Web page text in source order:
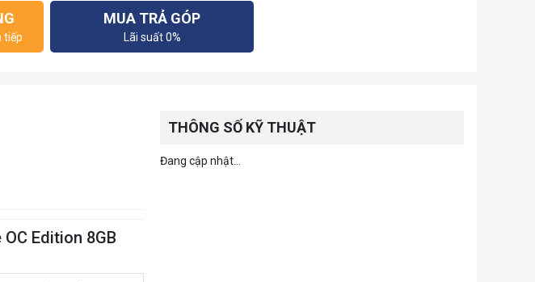
tiếp
MUA TRẢ GÓP
Lãi suất 0%
Edition 8GB
THÔNG SỐ KỸ THUẬT
Đang cập nhật...